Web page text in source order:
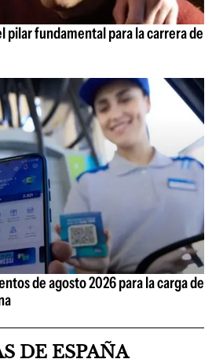
pilar fundamental para la carrera de
de agosto 2026 para la carga de
DE ESPAÑA